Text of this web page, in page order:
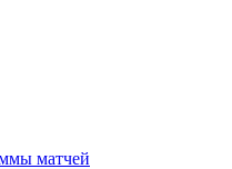
матчей